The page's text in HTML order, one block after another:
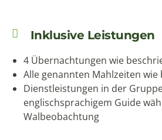
Inklusive Leistungen
4 Übernachtungen wie
Alle genannten Mahlzeiten wie
Dienstleistungen in der
englischsprachigem Guide
Walbeobachtung